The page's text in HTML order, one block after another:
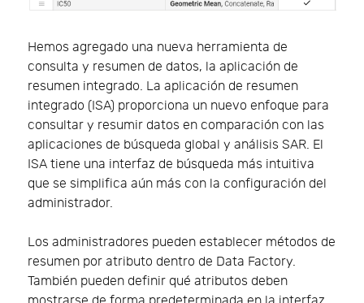
Hemos agregado una nueva herramienta de
consulta y resumen de datos, la aplicación de
resumen integrado. La aplicación de resumen
integrado (ISA) proporciona un nuevo enfoque para
consultar y resumir datos en comparación con las
aplicaciones de búsqueda global y análisis SAR. El
ISA tiene una interfaz de búsqueda más intuitiva
que se simplifica aún más con la configuración del
administrador.
Los administradores pueden establecer métodos de
resumen por atributo dentro de Data Factory.
También pueden definir qué atributos deben